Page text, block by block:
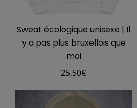
Sweat écologique unisexe | Il
y a pas plus bruxellois que
moi
25,50€